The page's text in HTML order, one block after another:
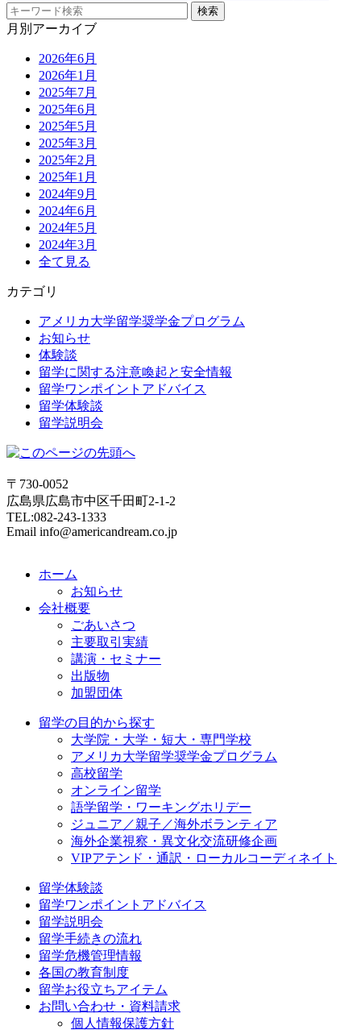
月別アーカイブ
2026年6月
2026年1月
2025年7月
2025年6月
2025年5月
2025年3月
2025年2月
2025年1月
2024年9月
2024年6月
2024年5月
2024年3月
全て見る
カテゴリ
アメリカ大学留学奨学金プログラム
お知らせ
体験談
留学に関する注意喚起と安全情報
留学ワンポイントアドバイス
留学体験談
留学説明会
〒730-0052
広島県広島市中区千田町2-1-2
TEL:082-243-1333
Email info@americandream.co.jp
ホーム
お知らせ
会社概要
ごあいさつ
主要取引実績
講演・セミナー
出版物
加盟団体
留学の目的から探す
大学院・大学・短大・専門学校
アメリカ大学留学奨学金プログラム
高校留学
オンライン留学
語学留学・ワーキングホリデー
ジュニア／親子／海外ボランティア
海外企業視察・異文化交流研修企画
VIPアテンド・通訳・ローカルコーディネイト
留学体験談
留学ワンポイントアドバイス
留学説明会
留学手続きの流れ
留学危機管理情報
各国の教育制度
留学お役立ちアイテム
お問い合わせ・資料請求
個人情報保護方針